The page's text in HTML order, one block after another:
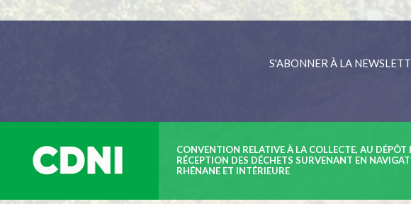
S'ABONNER À LA
CONVENTION RELATIVE À LA COLLECTE, AU DÉPÔT
RÉCEPTION DES DÉCHETS SURVENANT EN
RHÉNANE ET INTÉRIEURE